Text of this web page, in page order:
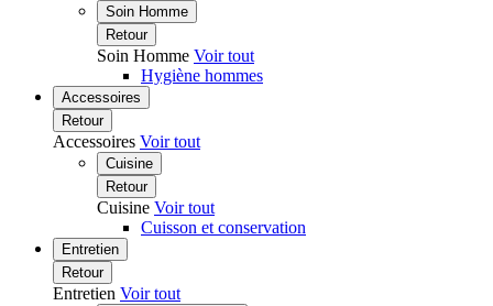
Soin Homme
Retour
Soin Homme Voir tout
Hygiène hommes
Accessoires
Retour
Accessoires Voir tout
Cuisine
Retour
Cuisine Voir tout
Cuisson et conservation
Entretien
Retour
Entretien Voir tout